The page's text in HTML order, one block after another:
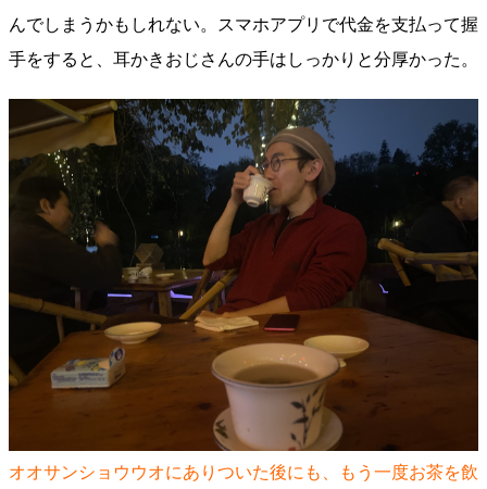
んでしまうかもしれない。スマホアプリで代金を支払って握
手をすると、耳かきおじさんの手はしっかりと分厚かった。
オオサンショウウオにありついた後にも、もう一度お茶を飲